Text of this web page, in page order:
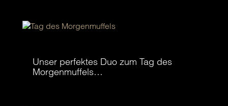
Unser perfektes Duo zum Tag des
Morgenmuffels…